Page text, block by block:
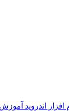
افزار اندروید